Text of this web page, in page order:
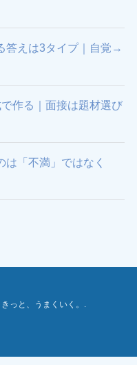
答えは3タイプ｜自覚→
作る｜面接は題材選び
「不満」ではなく
っと、うまくいく。.